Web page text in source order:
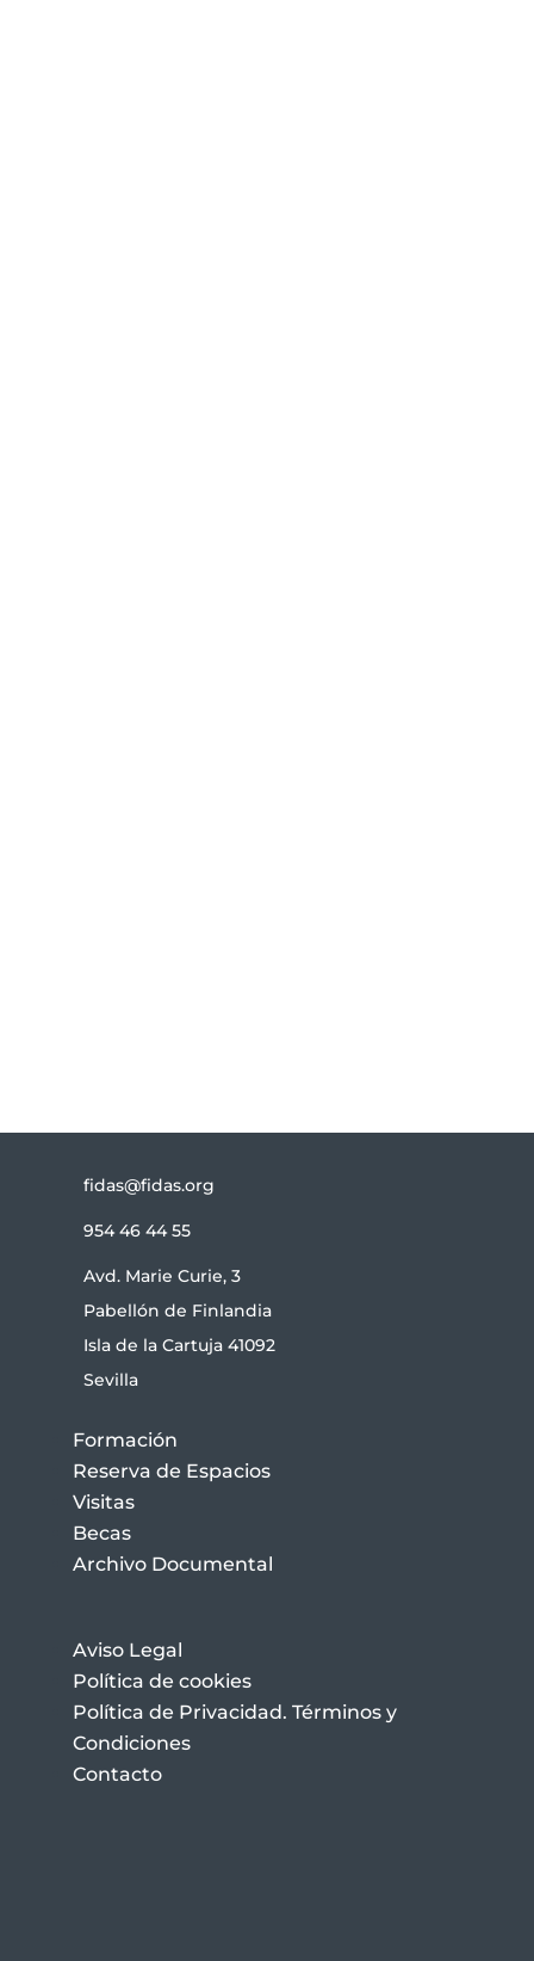
fidas@fidas.org
954 46 44 55
Avd. Marie Curie, 3
Pabellón de Finlandia
Isla de la Cartuja 41092
Sevilla
Formación
Reserva de Espacios
Visitas
Becas
Archivo Documental
Aviso Legal
Política de cookies
Política de Privacidad. Términos y
Condiciones
Contacto